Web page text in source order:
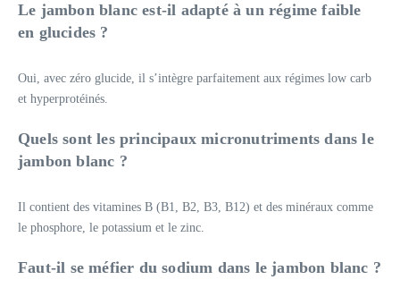
Le jambon blanc est-il adapté à un régime faible
en glucides ?
Oui, avec zéro glucide, il s’intègre parfaitement aux régimes low carb
et hyperprotéinés.
Quels sont les principaux micronutriments dans le
jambon blanc ?
Il contient des vitamines B (B1, B2, B3, B12) et des minéraux comme
le phosphore, le potassium et le zinc.
Faut-il se méfier du sodium dans le jambon blanc ?